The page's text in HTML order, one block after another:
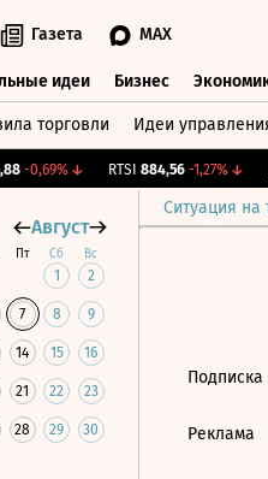
Газета MAX
идеи Бизнес
торговли Идеи
-0,69%↓ RTSI 884,56 -1,27%↓
Ситуация
Август
Пт Сб Вс
1 2
7 8 9
14 15 16
21 22 23
28 29 30
Подписка
Реклама